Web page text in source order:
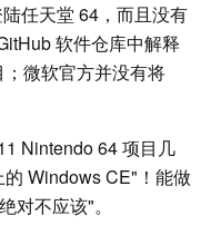
任天堂 64，而且没有
软件仓库中解释
微软官方并没有将
Nintendo 64 项目几
Windows CE"！能做
对不应该"。